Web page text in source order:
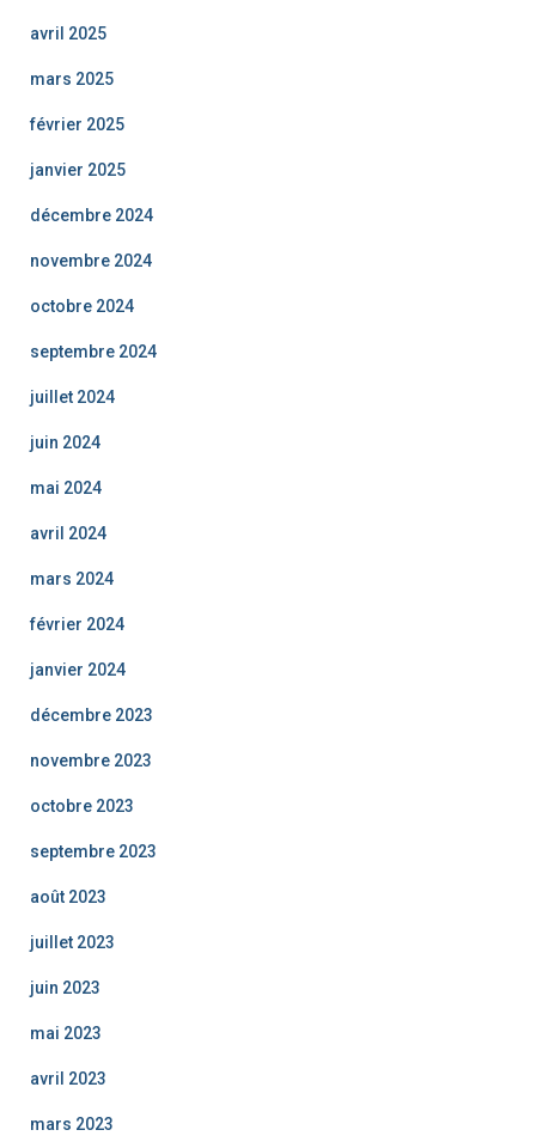
avril 2025
mars 2025
février 2025
janvier 2025
décembre 2024
novembre 2024
octobre 2024
septembre 2024
juillet 2024
juin 2024
mai 2024
avril 2024
mars 2024
février 2024
janvier 2024
décembre 2023
novembre 2023
octobre 2023
septembre 2023
août 2023
juillet 2023
juin 2023
mai 2023
avril 2023
mars 2023